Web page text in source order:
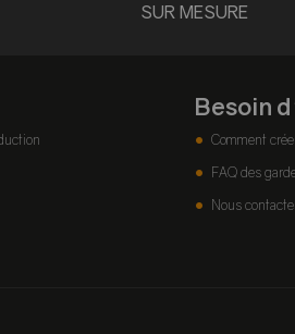
SUR MESURE
Besoin
Comment
FAQ des
Nous